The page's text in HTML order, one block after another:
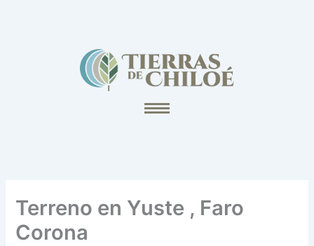
Terreno en Yuste , Faro
Corona